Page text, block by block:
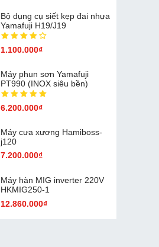
Bộ dụng cụ siết kẹp đai nhựa
Yamafuji H19/J19
1.100.000₫
Máy phun sơn Yamafuji
PT990 (INOX siêu bền)
6.200.000₫
Máy cưa xương Hamiboss-
j120
7.200.000₫
Máy hàn MIG inverter 220V
HKMIG250-1
12.860.000₫